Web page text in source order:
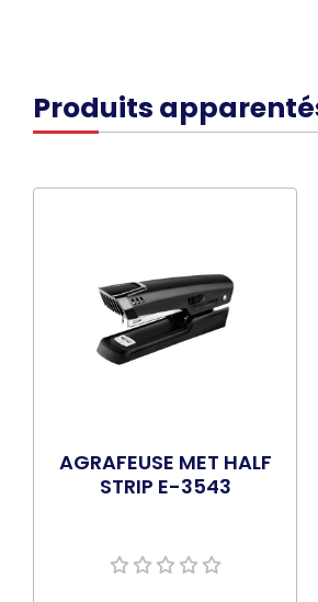
Produits
AGRAFEUSE MET HALF
STRIP E-3543